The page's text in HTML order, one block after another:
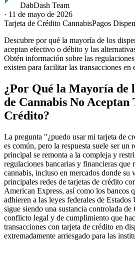
DabDash Team
· 11 de mayo de 2026
Tarjeta de Crédito CannabisPagos
Descubre por qué la mayoría de los
aceptan efectivo o débito y las
Obtén información sobre las
existen para facilitar las transacciones en
¿Por Qué la Mayoría de
de Cannabis No Aceptan
Crédito?
La pregunta "¿puedo usar mi tarjeta de
es común, pero la respuesta suele ser un
principal se remonta a la compleja y
regulaciones bancarias y financieras que
cannabis, incluso en mercados donde su
principales redes de tarjetas de crédito
American Express, así como los bancos
adhieren a las leyes federales de
sigue siendo una sustancia controlada de
conflicto legal y de cumplimiento que
transacciones con tarjeta de crédito en
extremadamente arriesgado para las